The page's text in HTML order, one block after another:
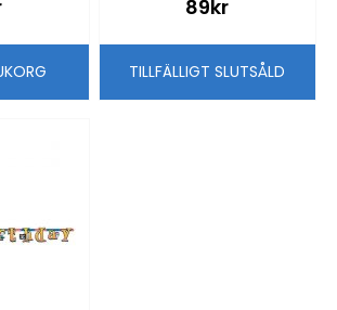
89kr
TILLFÄLLIGT SLUTSÅLD